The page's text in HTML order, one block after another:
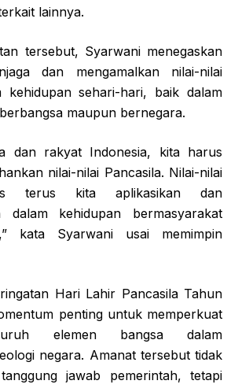
lainnya.
tersebut, Syarwani menegaskan
dan mengamalkan nilai-nilai
kehidupan sehari-hari, baik dalam
maupun bernegara.
dan rakyat Indonesia, kita harus
nilai-nilai Pancasila. Nilai-nilai
terus kita aplikasikan dan
dalam kehidupan bermasyarakat
kata Syarwani usai memimpin
Hari Lahir Pancasila Tahun
penting untuk memperkuat
elemen bangsa dalam
negara. Amanat tersebut tidak
jawab pemerintah, tetapi